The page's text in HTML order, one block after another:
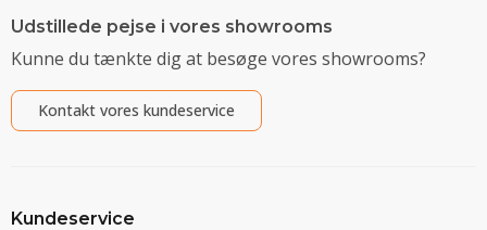
Udstillede pejse i vores showrooms
Kunne du tænkte dig at besøge vores showrooms?
Kontakt vores kundeservice
Kundeservice